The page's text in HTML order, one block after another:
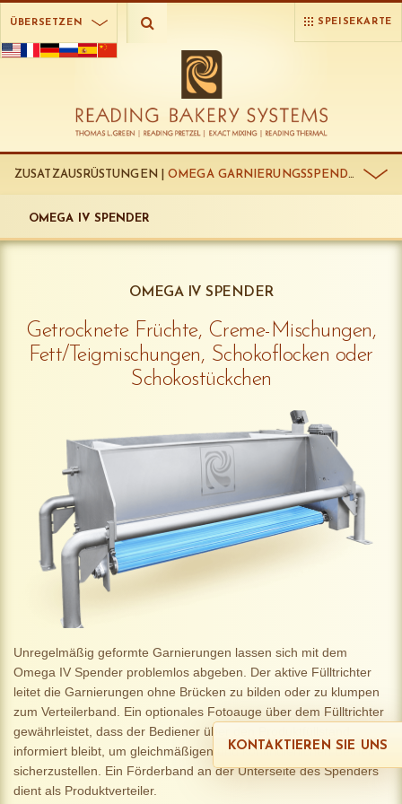
ÜBERSETZEN SPEISEKARTE
ZUSATZAUSRÜSTUNGEN | OMEGA GARNIERUNGSSPENDER:
OMEGA IV SPENDER
OMEGA IV SPENDER
Getrocknete Früchte, Creme-Mischungen,
Fett/Teigmischungen, Schokoflocken oder
Schokostückchen
Unregelmäßig geformte Garnierungen lassen sich mit dem
Omega IV Spender problemlos abgeben. Der aktive Fülltrichter
leitet die Garnierungen ohne Brücken zu bilden oder zu klumpen
zum Verteilerband. Ein optionales Fotoauge über dem Fülltrichter
gewährleistet, dass der Bediener über den Produktfüllstand
informiert bleibt, um gleichmäßigen und kontinuierlichen Betrieb
sicherzustellen. Ein Förderband an der Unterseite des Spenders
dient als Produktverteiler.
KONTAKTIEREN SIE UNS